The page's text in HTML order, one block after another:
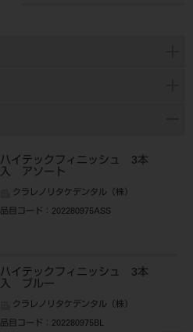
ハイテックフィニッシュ 3本
入 アソート
クラレノリタケデンタル（株）
品目コード ：202280975ASS
ハイテックフィニッシュ 3本
入 ブルー
クラレノリタケデンタル（株）
品目コード ：202280975BL